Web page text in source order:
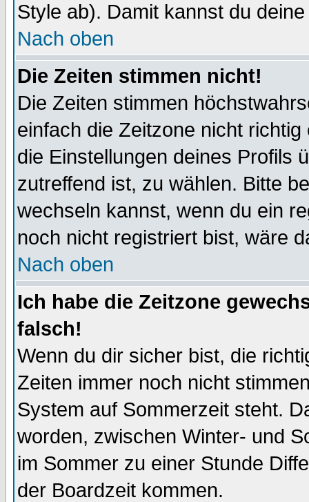
Style ab). Damit kannst du
Nach oben
Die Zeiten stimmen nicht!
Die Zeiten stimmen
einfach die Zeitzone nicht
die Einstellungen deines Profils
zutreffend ist, zu wählen. Bitte
wechseln kannst, wenn du ein
noch nicht registriert bist, wäre
Nach oben
Ich habe die Zeitzone
falsch!
Wenn du dir sicher bist, die
Zeiten immer noch nicht
System auf Sommerzeit steht.
worden, zwischen Winter- und
im Sommer zu einer Stunde
der Boardzeit kommen.